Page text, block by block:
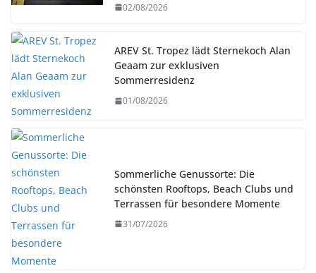
02/08/2026
AREV St. Tropez lädt Sternekoch Alan
Geaam zur exklusiven
Sommerresidenz
01/08/2026
Sommerliche Genussorte: Die
schönsten Rooftops, Beach Clubs und
Terrassen für besondere Momente
31/07/2026